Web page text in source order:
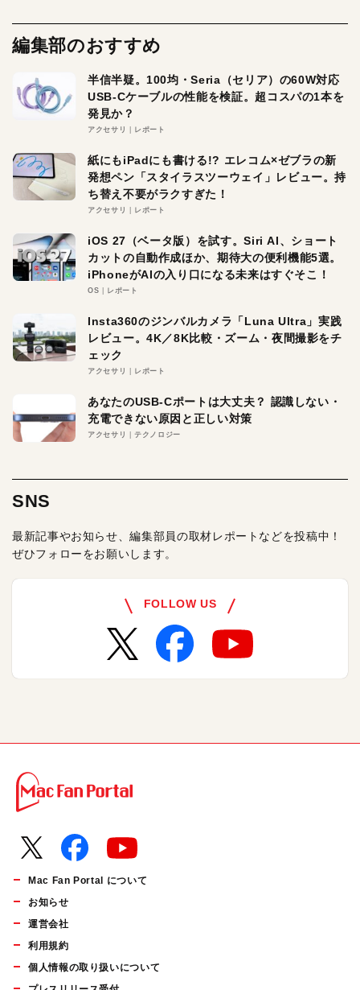
編集部のおすすめ
半信半疑。100均・Seria（セリア）の60W対応
USB-Cケーブルの性能を検証。超コスパの1本を
発見か？
アクセサリ レポート
紙にもiPadにも書ける!? エレコム×ゼブラの新
発想ペン「スタイラスツーウェイ」レビュー。持
ち替え不要がラクすぎた！
アクセサリ レポート
iOS 27（ベータ版）を試す。Siri AI、ショート
カットの自動作成ほか、期待大の便利機能5選。
iPhoneがAIの入り口になる未来はすぐそこ！
OS レポート
Insta360のジンバルカメラ「Luna Ultra」実践
レビュー。4K／8K比較・ズーム・夜間撮影をチ
ェック
アクセサリ レポート
あなたのUSB-Cポートは大丈夫？ 認識しない・
充電できない原因と正しい対策
アクセサリ テクノロジー
SNS
最新記事やお知らせ、編集部員の取材レポートなどを投稿中！
ぜひフォローをお願いします。
FOLLOW US
Mac Fan Portal について
お知らせ
運営会社
利用規約
個人情報の取り扱いについて